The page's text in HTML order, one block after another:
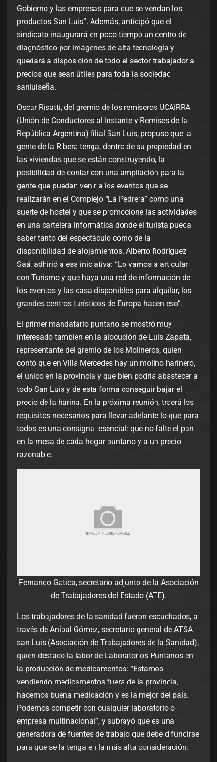
Gobierno y las empresas para que se vendan los
productos San Luis”. Además, anticipó que el
sindicato inaugurará en poco tiempo un centro de
diagnóstico por imágenes de alta tecnología y
quedará a disposición de todo el sector trabajador a
precios que sean útiles para toda la sociedad
sanluiseña.
Oscar Risatti, del gremio de los remiseros UCAIRRA
(Unión de Conductores al Instante y Remises de la
República Argentina) filial San Luis, propuso que la
gente de la Ribera tenga, dentro de su propiedad en
las viviendas que se están construyendo, la
posibilidad de contar con una ampliación para la
gente que puedan venir a los eventos que se
realizarán en el Complejo “La Pedrera” como una
suerte de hostel y que se promocione las actividades
en una cartelera informática donde el turista pueda
saber tanto del espectáculo como de la
disponibilidad de alojamientos. Alberto Rodríguez
Saá, adhirió a esa iniciativa: “Lo vamos a articular
con Turismo y que haya una red de información de
los eventos y las casa disponibles para alquilar, los
grandes centros turísticos de Europa hacen eso”.
El primer mandatario puntano se mostró muy
interesado también en la alocución de Luis Zapata,
representante del gremio de los Molineros, quien
contó que en Villa Mercedes hay un molino harinero,
el único en la provincia y que bien podría abastecer a
todo San Luis y de esta forma conseguir bajar el
precio de la harina. En la próxima reunión, traerá los
requisitos necesarios para llevar adelante lo que para
todos es una consigna esencial: que no falte el pan
en la mesa de cada hogar puntano y a un precio
razonable.
Fernando Gatica, secretario adjunto de la Asociación
de Trabajadores del Estado (ATE).
Los trabajadores de la sanidad fueron escuchados, a
través de Aníbal Gómez, secretario general de ATSA
san Luis (Asociación de Trabajadores de la Sanidad),
quien destacó la labor de Laboratorios Puntanos en
la producción de medicamentos: “Estamos
vendiendo medicamentos fuera de la provincia,
hacemos buena medicación y es la mejor del país.
Podemos competir con cualquier laboratorio o
empresa multinacional”, y subrayó que es una
generadora de fuentes de trabajo que debe difundirse
para que se la tenga en la más alta consideración.